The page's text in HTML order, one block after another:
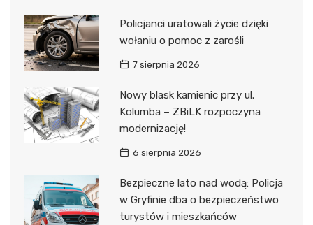
Policjanci uratowali życie dzięki
wołaniu o pomoc z zarośli
7 sierpnia 2026
Nowy blask kamienic przy ul.
Kolumba – ZBiLK rozpoczyna
modernizację!
6 sierpnia 2026
Bezpieczne lato nad wodą: Policja
w Gryfinie dba o bezpieczeństwo
turystów i mieszkańców